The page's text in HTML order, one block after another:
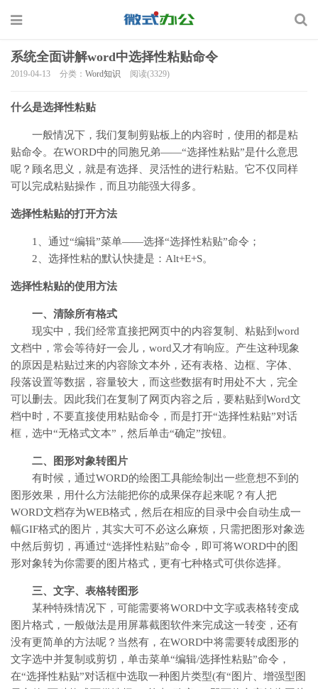
系统全面讲解word中选择性粘贴命令
2019-04-13 分类： Word知识 阅读(3329)
什么是选择性粘贴
一般情况下，我们复制剪贴板上的内容时，使用的都是粘
贴命令。在WORD中的同胞兄弟——“选择性粘贴”是什么意思
呢？顾名思义，就是有选择、灵活性的进行粘贴。它不仅同样
可以完成粘贴操作，而且功能强大得多。
选择性粘贴的打开方法
1、通过“编辑”菜单——选择“选择性粘贴”命令；
2、选择性粘的默认快捷是：Alt+E+S。
选择性粘贴的使用方法
一、清除所有格式
现实中，我们经常直接把网页中的内容复制、粘贴到word
文档中，常会等待好一会儿，word又才有响应。产生这种现象
的原因是粘贴过来的内容除文本外，还有表格、边框、字体、
段落设置等数据，容量较大，而这些数据有时用处不大，完全
可以删去。因此我们在复制了网页内容之后，要粘贴到Word文
档中时，不要直接使用粘贴命令，而是打开“选择性粘贴”对话
框，选中“无格式文本”，然后单击“确定”按钮。
二、图形对象转图片
有时候，通过WORD的绘图工具能绘制出一些意想不到的
图形效果，用什么方法能把你的成果保存起来呢？有人把
WORD文档存为WEB格式，然后在相应的目录中会自动生成一
幅GIF格式的图片，其实大可不必这么麻烦，只需把图形对象选
中然后剪切，再通过“选择性粘贴”命令，即可将WORD中的图
形对象转为你需要的图片格式，更有七种格式可供你选择。
三、文字、表格转图形
某种特殊情况下，可能需要将WORD中文字或表格转变成
图片格式，一般做法是用屏幕截图软件来完成这一转变，还有
没有更简单的方法呢？当然有，在WORD中将需要转成图形的
文字选中并复制或剪切，单击菜单“编辑/选择性粘贴”命令，
在“选择性粘贴”对话框中选取一种图片类型(有“图片、增强型图